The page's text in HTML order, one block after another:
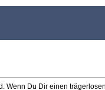
Wenn Du Dir einen